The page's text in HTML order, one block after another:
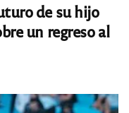
de su hijo
un regreso al